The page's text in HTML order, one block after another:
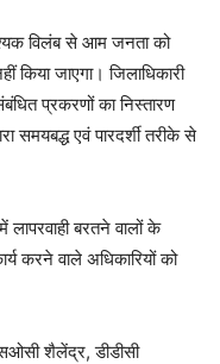
विलंब से आम जनता को
किया जाएगा। जिलाधिकारी
प्रकरणों का निस्तारण
समयबद्ध एवं पारदर्शी तरीके से
लापरवाही बरतने वालों के
करने वाले अधिकारियों को
शैलेंद्र, डीडीसी